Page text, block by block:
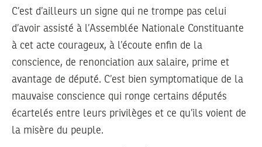
C’est d’ailleurs un signe qui ne trompe pas celui
d’avoir assisté à l’Assemblée Nationale Constituante
à cet acte courageux, à l’écoute enfin de la
conscience, de renonciation aux salaire, prime et
avantage de député. C’est bien symptomatique de la
mauvaise conscience qui ronge certains députés
écartelés entre leurs privilèges et ce qu’ils voient de
la misère du peuple.